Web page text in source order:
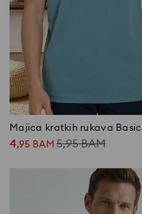
Majica kratkih rukava Basic
4,95 BAM 5,95BAM